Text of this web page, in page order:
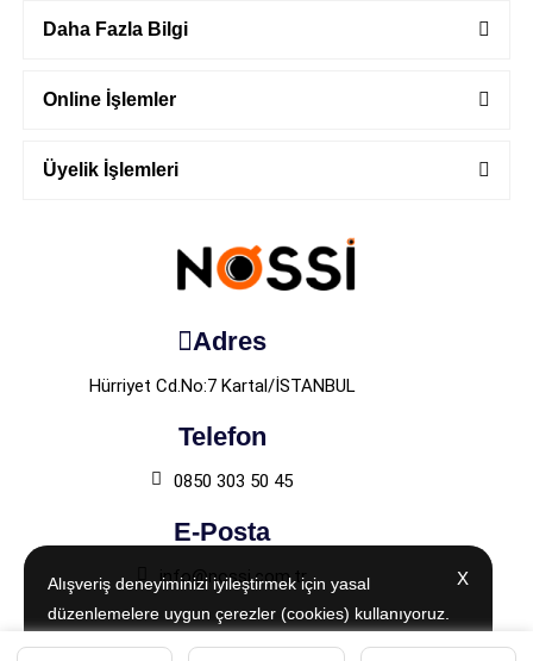
X
Alışveriş deneyiminizi iyileştirmek için yasal
düzenlemelere uygun çerezler (cookies) kullanıyoruz.
Detaylı bilgiyeAydınlatma Metnisayfamızdan
Daha Fazla Bilgi
Online İşlemler
Üyelik İşlemleri
Adres
Hürriyet Cd.No:7 Kartal/İSTANBUL
Telefon
0850 303 50 45
E-Posta
info@nossi.com.tr X
Alışveriş deneyiminizi iyileştirmek için yasal
düzenlemelere uygun çerezler (cookies) kullanıyoruz.
Detaylı bilgiyeAydınlatma Metnisayfamızdan